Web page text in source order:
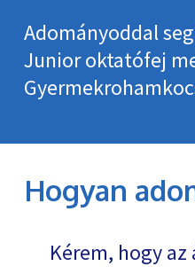
Adományoddal
Junior oktatófej
Hogyan
Kérem, hogy